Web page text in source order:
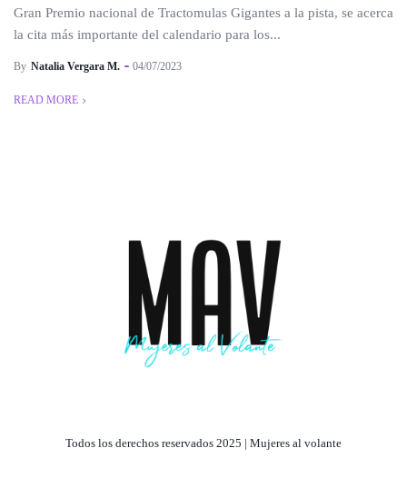
Gran Premio nacional de Tractomulas Gigantes a la pista, se acerca
la cita más importante del calendario para los...
By Natalia Vergara M. 04/07/2023
READ MORE
Todos los derechos reservados 2025 | Mujeres al volante